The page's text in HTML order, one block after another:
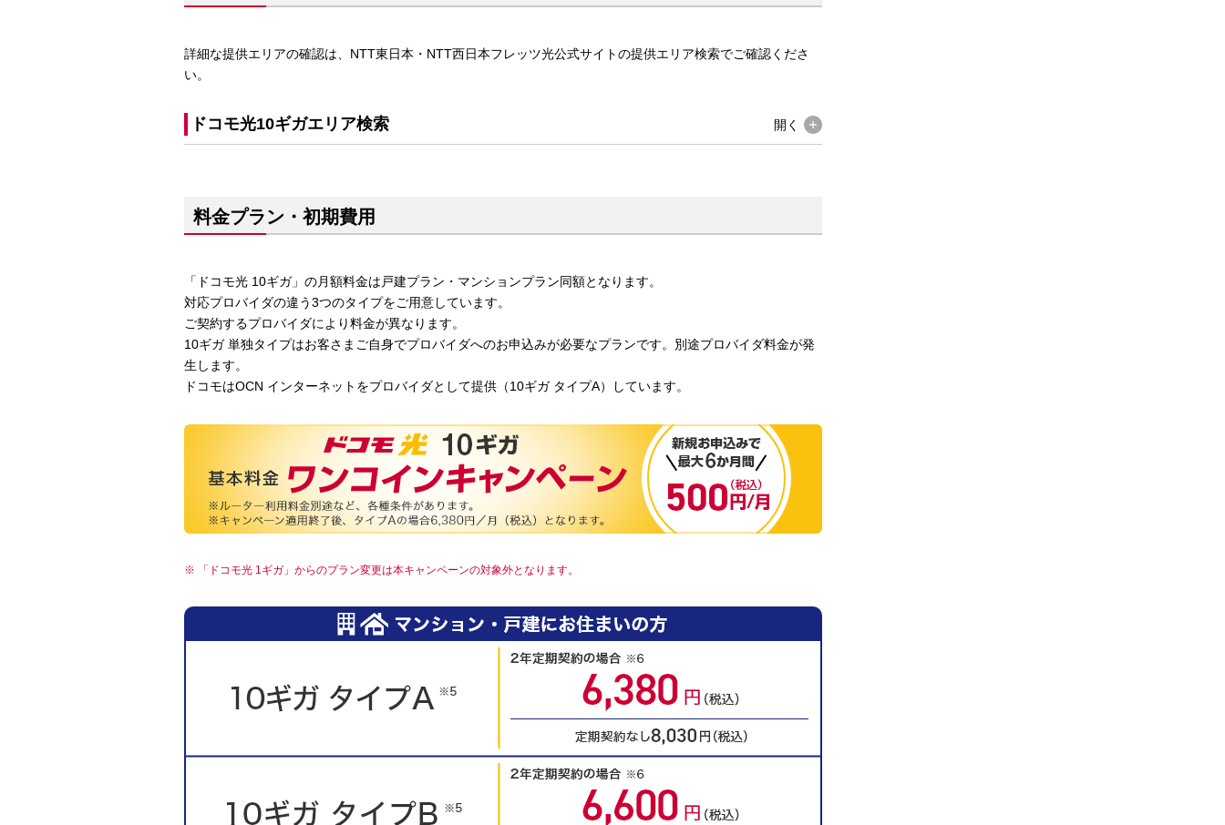
詳細な提供エリアの確認は、NTT東日本・NTT西日本フレッツ光公式サイトの提供エリア検索でご確認くださ
い。
ドコモ光10ギガエリア検索 開く
料金プラン・初期費用
「ドコモ光 10ギガ」の月額料金は戸建プラン・マンションプラン同額となります。
対応プロバイダの違う3つのタイプをご用意しています。
ご契約するプロバイダにより料金が異なります。
10ギガ 単独タイプはお客さまご自身でプロバイダへのお申込みが必要なプランです。別途プロバイダ料金が発
生します。
ドコモはOCN インターネットをプロバイダとして提供（10ギガ タイプA）しています。
「ドコモ光 1ギガ」からのプラン変更は本キャンペーンの対象外となります。